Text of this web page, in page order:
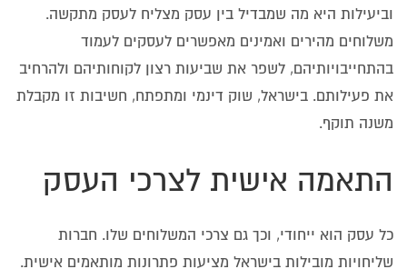
וביעילות היא מה שמבדיל בין עסק מצליח לעסק מתקשה.
משלוחים מהירים ואמינים מאפשרים לעסקים לעמוד
בהתחייבויותיהם, לשפר את שביעות רצון לקוחותיהם ולהרחיב
את פעילותם. בישראל, שוק דינמי ומתפתח, חשיבות זו מקבלת
משנה תוקף.
התאמה אישית לצרכי העסק
כל עסק הוא ייחודי, וכך גם צרכי המשלוחים שלו. חברות
שליחויות מובילות בישראל מציעות פתרונות מותאמים אישית.